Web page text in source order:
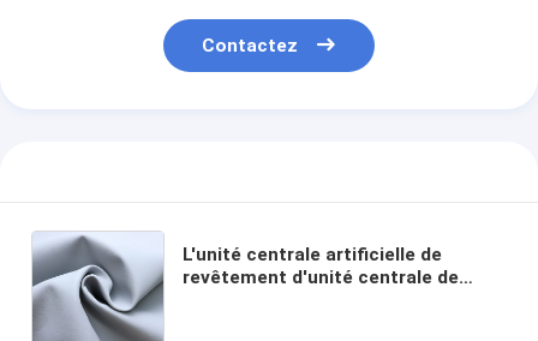
Contactez
L'unité centrale artificielle de
revêtement d'unité centrale de